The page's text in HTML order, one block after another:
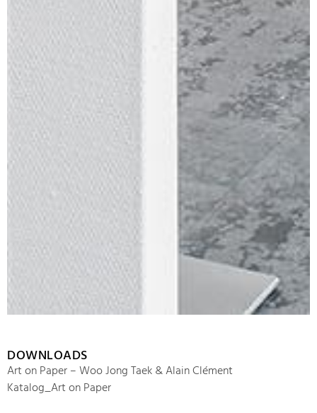
DOWNLOADS
Art on Paper – Woo Jong Taek & Alain Clément
Katalog_Art on Paper